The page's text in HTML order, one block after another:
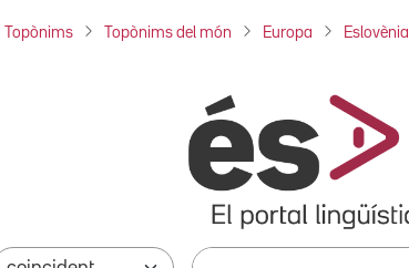
Topònims Topònims del món Europa Eslovènia